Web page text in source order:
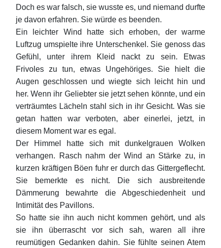
Doch es war falsch, sie wusste es, und niemand durfte
je davon erfahren. Sie würde es beenden.
Ein leichter Wind hatte sich erhoben, der warme
Luftzug umspielte ihre Unterschenkel. Sie genoss das
Gefühl, unter ihrem Kleid nackt zu sein. Etwas
Frivoles zu tun, etwas Ungehöriges. Sie hielt die
Augen geschlossen und wiegte sich leicht hin und
her. Wenn ihr Geliebter sie jetzt sehen könnte, und ein
verträumtes Lächeln stahl sich in ihr Gesicht. Was sie
getan hatten war verboten, aber einerlei, jetzt, in
diesem Moment war es egal.
Der Himmel hatte sich mit dunkelgrauen Wolken
verhangen. Rasch nahm der Wind an Stärke zu, in
kurzen kräftigen Böen fuhr er durch das Gittergeflecht.
Sie bemerkte es nicht. Die sich ausbreitende
Dämmerung bewahrte die Abgeschiedenheit und
Intimität des Pavillons.
So hatte sie ihn auch nicht kommen gehört, und als
sie ihn überrascht vor sich sah, waren all ihre
reumütigen Gedanken dahin. Sie fühlte seinen Atem